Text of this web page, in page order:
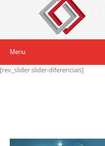
Menu
[rev_slider slider-diferenciais]